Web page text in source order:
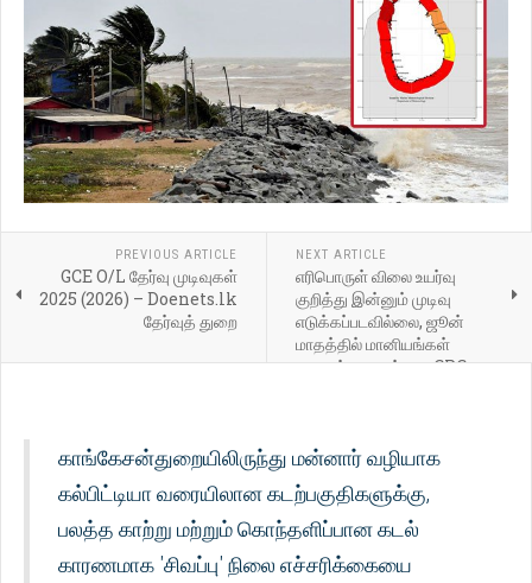
PREVIOUS ARTICLE
GCE O/L தேர்வு முடிவுகள்
2025 (2026) – Doenets.lk
தேர்வுத் துறை
NEXT ARTICLE
எரிபொருள் விலை உயர்வு
குறித்து இன்னும் முடிவு
எடுக்கப்படவில்லை, ஜூன்
மாதத்தில் மானியங்கள்
முடிவுக்கு வரும் என CPC,
காங்கேசன்துறையிலிருந்து மன்னார் வழியாக
கல்பிட்டியா வரையிலான கடற்பகுதிகளுக்கு,
பலத்த காற்று மற்றும் கொந்தளிப்பான கடல்
காரணமாக 'சிவப்பு' நிலை எச்சரிக்கையை